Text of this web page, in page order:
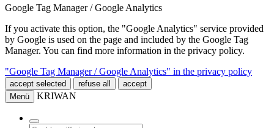
Google Tag Manager / Google Analytics
If you activate this option, the "Google Analytics" service provided
by Google is used on the page and included by the Google Tag
Manager. You can find more information in the privacy policy.
"Google Tag Manager / Google Analytics" in the privacy policy
accept selected refuse all
accept
Menü
KRIWAN